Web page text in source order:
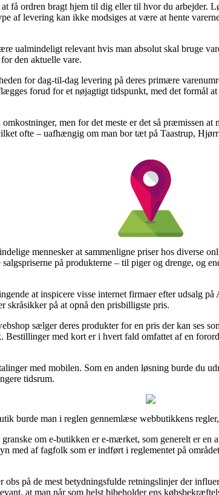
få ordren bragt hjem til dig eller til hvor du arbejder.
af levering kan ikke modsiges at være at hente
ualmindeligt relevant hvis man absolut skal bruge
den aktuelle vare.
for dag-til-dag levering på deres primære
forud for et nøjagtigt tidspunkt, med det formål
men for det meste er det så præmissen
ofte – uafhængig om man bor tæt på Taastrup,
mennesker at sammenligne priser hos diverse
på produkterne – til piger og drenge, og
at inspicere visse internet firmaer efter udsalg
skråsikker på at opnå den prisbilligste pris.
sælger deres produkter for en pris der kan ses
Bestillinger med kort er i hvert fald omfattet af en
med mobilen. Som en anden løsning burde du
tidsrum.
burde man i reglen gennemlæse webbutikkens
om e-butikken er e-mærket, som generelt er en
med af fagfolk som er indført i reglementet på
obs på de mest betydningsfulde retningslinjer der
at man når som helst bibeholder ens